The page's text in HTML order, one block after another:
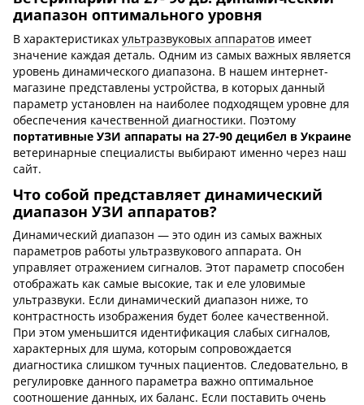
диапазон оптимального уровня
В характеристиках ультразвуковых аппаратов имеет
значение каждая деталь. Одним из самых важных является
уровень динамического диапазона. В нашем интернет-
магазине представлены устройства, в которых данный
параметр установлен на наиболее подходящем уровне для
обеспечения качественной диагностики. Поэтому
портативные УЗИ аппараты на 27-90 децибел в Украине
ветеринарные специалисты выбирают именно через наш
сайт.
Что собой представляет динамический
диапазон УЗИ аппаратов?
Динамический диапазон — это один из самых важных
параметров работы ультразвукового аппарата. Он
управляет отражением сигналов. Этот параметр способен
отображать как самые высокие, так и еле уловимые
ультразвуки. Если динамический диапазон ниже, то
контрастность изображения будет более качественной.
При этом уменьшится идентификация слабых сигналов,
характерных для шума, которым сопровождается
диагностика слишком тучных пациентов. Следовательно, в
регулировке данного параметра важно оптимальное
соотношение данных, их баланс. Если поставить очень